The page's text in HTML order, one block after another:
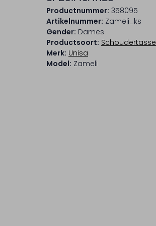
Productnummer: 358095
Artikelnummer: Zameli_ks
Gender: Dames
Productsoort:
Merk: Unisa
Model: Zameli